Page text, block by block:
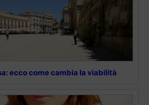
ecco come cambia la viabilità